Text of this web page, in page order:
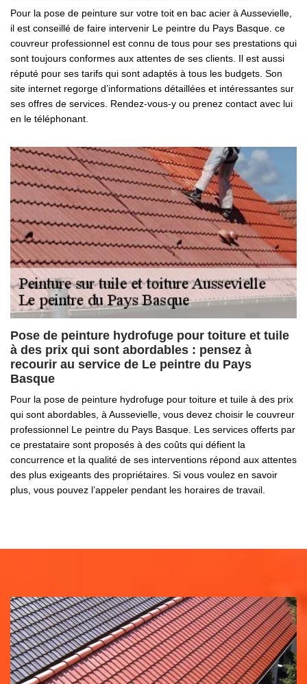
Pour la pose de peinture sur votre toit en bac acier à Aussevielle,
il est conseillé de faire intervenir Le peintre du Pays Basque. ce
couvreur professionnel est connu de tous pour ses prestations qui
sont toujours conformes aux attentes de ses clients. Il est aussi
réputé pour ses tarifs qui sont adaptés à tous les budgets. Son
site internet regorge d’informations détaillées et intéressantes sur
ses offres de services. Rendez-vous-y ou prenez contact avec lui
en le téléphonant.
Pose de peinture hydrofuge pour toiture et tuile
à des prix qui sont abordables : pensez à
recourir au service de Le peintre du Pays
Basque
Pour la pose de peinture hydrofuge pour toiture et tuile à des prix
qui sont abordables, à Aussevielle, vous devez choisir le couvreur
professionnel Le peintre du Pays Basque. Les services offerts par
ce prestataire sont proposés à des coûts qui défient la
concurrence et la qualité de ses interventions répond aux attentes
des plus exigeants des propriétaires. Si vous voulez en savoir
plus, vous pouvez l’appeler pendant les horaires de travail.